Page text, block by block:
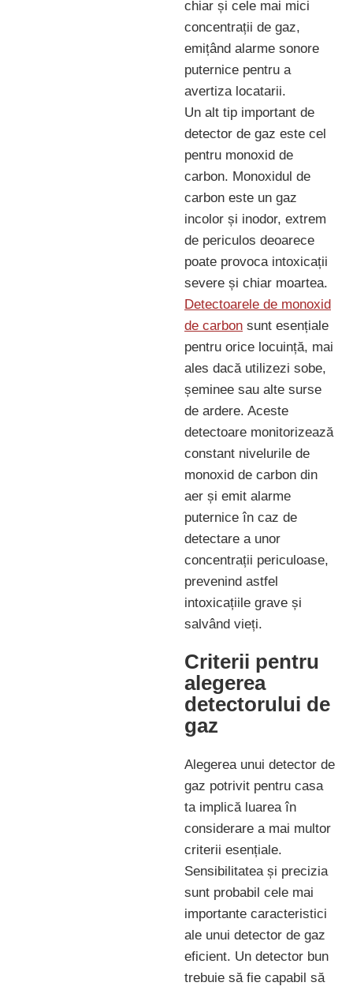
chiar și cele mai mici
concentrații de gaz,
emițând alarme sonore
puternice pentru a
avertiza locatarii.
Un alt tip important de
detector de gaz este cel
pentru monoxid de
carbon. Monoxidul de
carbon este un gaz
incolor și inodor, extrem
de periculos deoarece
poate provoca intoxicații
severe și chiar moartea.
Detectoarele de monoxid
de carbon sunt esențiale
pentru orice locuință, mai
ales dacă utilizezi sobe,
șeminee sau alte surse
de ardere. Aceste
detectoare monitorizează
constant nivelurile de
monoxid de carbon din
aer și emit alarme
puternice în caz de
detectare a unor
concentrații periculoase,
prevenind astfel
intoxicațiile grave și
salvând vieți.
Criterii pentru
alegerea
detectorului de
gaz
Alegerea unui detector de
gaz potrivit pentru casa
ta implică luarea în
considerare a mai multor
criterii esențiale.
Sensibilitatea și precizia
sunt probabil cele mai
importante caracteristici
ale unui detector de gaz
eficient. Un detector bun
trebuie să fie capabil să